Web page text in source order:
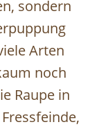
sondern
Arten
noch
Raupe in